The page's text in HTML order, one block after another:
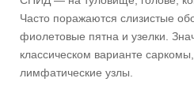
Часто поражаются слизистые
фиолетовые пятна и узелки.
классическом варианте
лимфатические узлы.